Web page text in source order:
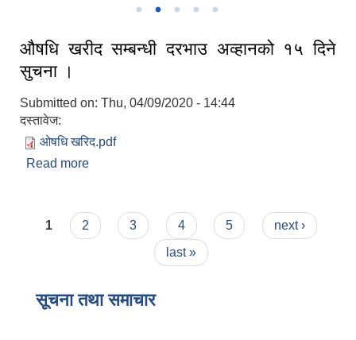
औषधि खरीद सम्बन्धी दरभाउ अव्हानको १५ दिने
सुचना ।
Submitted on: Thu, 04/09/2020 - 14:44
दस्तावेज:
‌ओषधि खरिद.pdf
Read more
Pages
1 2 3 4 5
next ›
last »
सूचना तथा समाचार